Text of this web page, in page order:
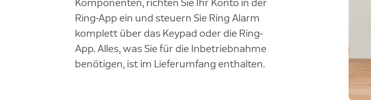
Komponenten, richten Sie Ihr Konto in der
Ring-App ein und steuern Sie Ring Alarm
komplett über das Keypad oder die Ring-
App. Alles, was Sie für die Inbetriebnahme
benötigen, ist im Lieferumfang enthalten.